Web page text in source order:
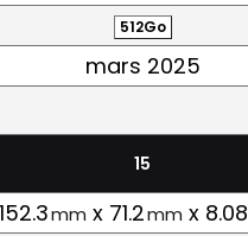
512Go
mars 2025
15
152.3mm x 71.2mm x 8.08